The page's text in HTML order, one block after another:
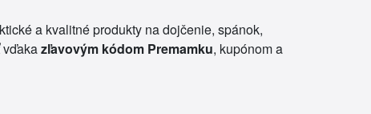
a kvalitné produkty na dojčenie, spánok,
vďakazľavovým kódom Premamku, kupónom a